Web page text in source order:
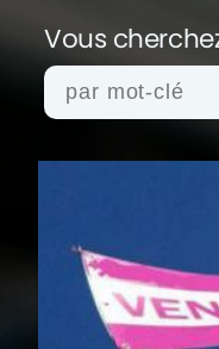
Vous
technologie